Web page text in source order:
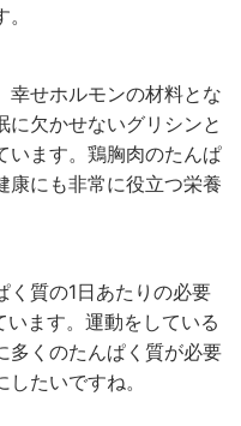
幸せホルモンの材料とな
に欠かせないグリシンと
います。鶏胸肉のたんぱ
康にも非常に役立つ栄養
く質の1日あたりの必要
ます。運動をしている
多くのたんぱく質が必要
たいですね。